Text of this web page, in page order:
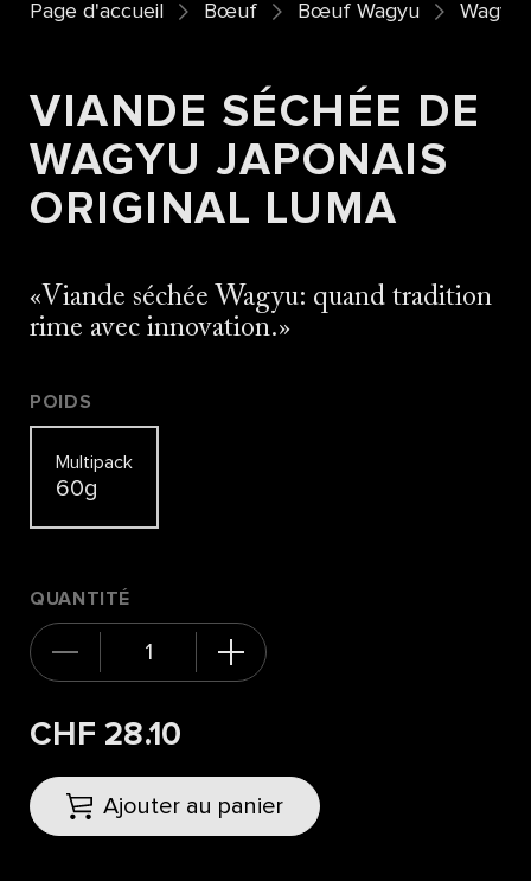
Page d'accueil Bœuf Bœuf Wagyu Wagyu
VIANDE SÉCHÉE DE
WAGYU JAPONAIS
ORIGINAL LUMA
Viande séchée Wagyu: quand tradition
rime avec innovation.
POIDS
Multipack
60g
QUANTITÉ
CHF 28.10
Ajouter au panier